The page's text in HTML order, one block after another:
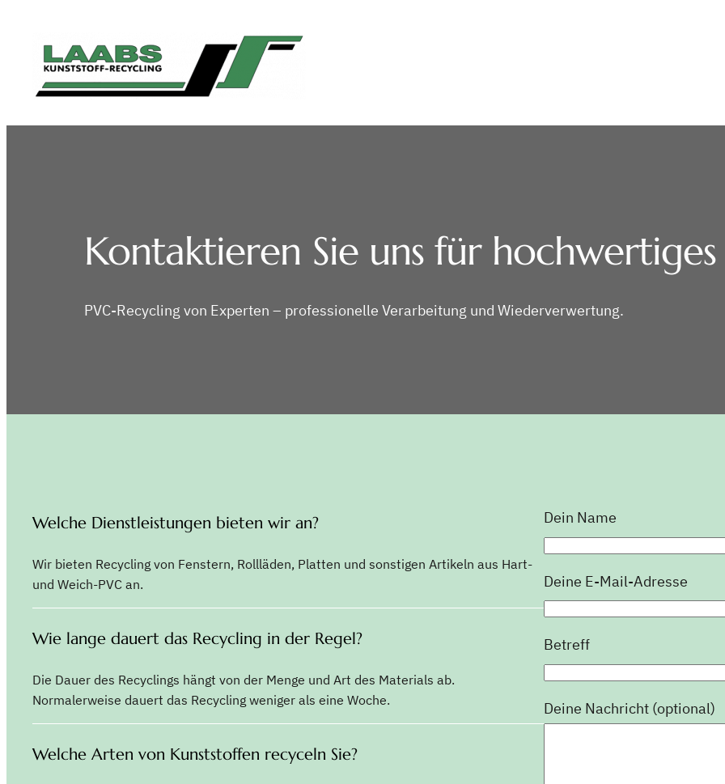
springen
Kontaktieren Sie uns für
PVC-Recycling von Experten – professionelle Verarbeitung und Wiederverwertung.
Welche Dienstleistungen bieten wir an?
Wir bieten Recycling von Fenstern, Rollläden, Platten und sonstigen Artikeln aus Hart-
und Weich-PVC an.
Wie lange dauert das Recycling in der Regel?
Die Dauer des Recyclings hängt von der Menge und Art des Materials ab.
Normalerweise dauert das Recycling weniger als eine Woche.
Welche Arten von Kunststoffen recyceln Sie?
Dein Name
Deine E-Mail-Adresse
Betreff
Deine Nachricht (optional)